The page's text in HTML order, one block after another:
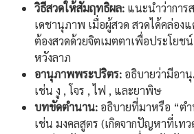
วิธีสวดให้สัมฤทธิผล: แนะนำว่าการ
เดชานุภาพ เมื่อผู้สวด สวดได้คล่อง
ต้องสวดด้วยจิตเมตตาเพื่อประโยช
หวังลาภ
อานุภาพพระปริตร: อธิบายว่ามีอา
เช่น งู , โจร , ไฟ , และยาพิษ
บทขัดตำนาน: อธิบายที่มาหรือ “ต
เช่น มงคลสูตร (เกิดจากปัญหาที่เท